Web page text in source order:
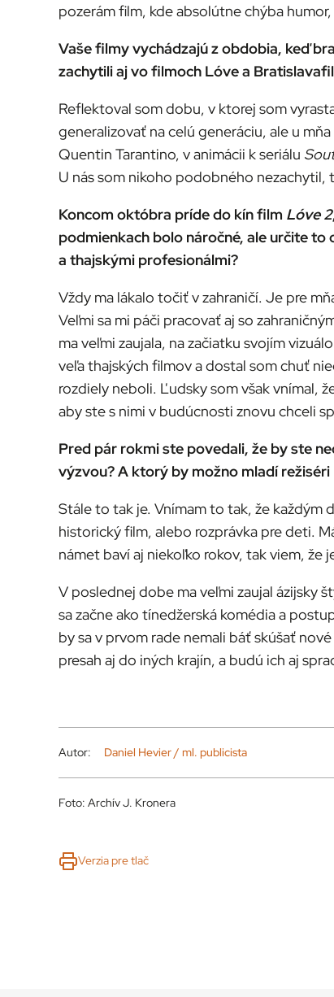
pozerám film, kde absolútne chýba
Vaše filmy vychádzajú z obdobia, keď
zachytili aj vo filmoch Lóve a
Reflektoval som dobu, v ktorej som
generalizovať na celú generáciu, ale u
Quentin Tarantino, v animácii k seriálu
U nás som nikoho podobného nezachytil,
Koncom októbra príde do kín film Lóve 2
podmienkach bolo náročné, ale určite
a thajskými profesionálmi?
Vždy ma lákalo točiť v zahraničí. Je pre
Veľmi sa mi páči pracovať aj so
ma veľmi zaujala, na začiatku svojím
veľa thajských filmov a dostal som chuť
rozdiely neboli. Ľudsky som však vnímal,
aby ste s nimi v budúcnosti znovu chceli
Pred pár rokmi ste povedali, že by ste
výzvou? A ktorý by možno mladí
Stále to tak je. Vnímam to tak, že každým
historický film, alebo rozprávka pre deti.
námet baví aj niekoľko rokov, tak viem, že
V poslednej dobe ma veľmi zaujal ázijsky
sa začne ako tínedžerská komédia a
by sa v prvom rade nemali báť skúšať
presah aj do iných krajín, a budú ich aj
Autor: Daniel Hevier / ml. publicista
Foto: Archív J. Kronera
Verzia pre tlač